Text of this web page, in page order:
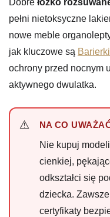
Dobre łóżko
pełni nietoksyczne
nowe meble
jak kluczowe są
ochrony przed nocnym
aktywnego dwulatka.
NA CO
Nie kupuj
cienkiej,
odkształci się
dziecka.
certyfikaty